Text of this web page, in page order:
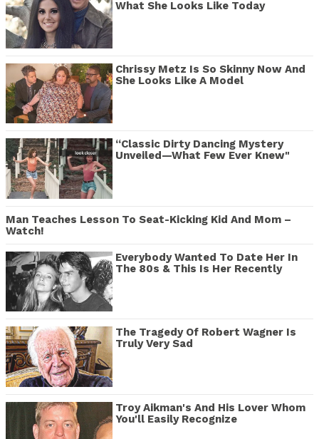
What She Looks Like Today
Chrissy Metz Is So Skinny Now And
She Looks Like A Model
“Classic Dirty Dancing Mystery
Unveiled—What Few Ever Knew"
Man Teaches Lesson To Seat-Kicking Kid And Mom –
Watch!
Everybody Wanted To Date Her In
The 80s & This Is Her Recently
The Tragedy Of Robert Wagner Is
Truly Very Sad
Troy Aikman's And His Lover Whom
You'll Easily Recognize